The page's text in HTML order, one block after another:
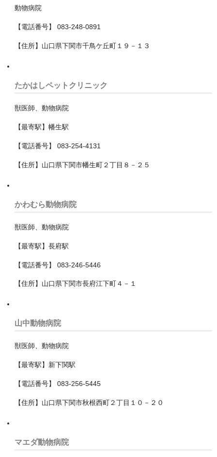
市原市
市川市
成田市
旭市
木更津市
東金市
松戸市
白井市
長生郡長生村
動物病院
【電話番号】 083-248-0891
【住所】山口県下関市千鳥ケ丘町１９－１３
たかはしペットクリニック
獣医師、動物病院
【最寄駅】幡生駅
【電話番号】 083-254-4131
【住所】山口県下関市幡生町２丁目８－２５
かわむら動物病院
獣医師、動物病院
【最寄駅】長府駅
【電話番号】 083-246-5446
【住所】山口県下関市長府江下町４－１
山中動物病院
獣医師、動物病院
【最寄駅】新下関駅
【電話番号】 083-256-5445
【住所】山口県下関市秋根西町２丁目１０－２０
マエダ動物病院